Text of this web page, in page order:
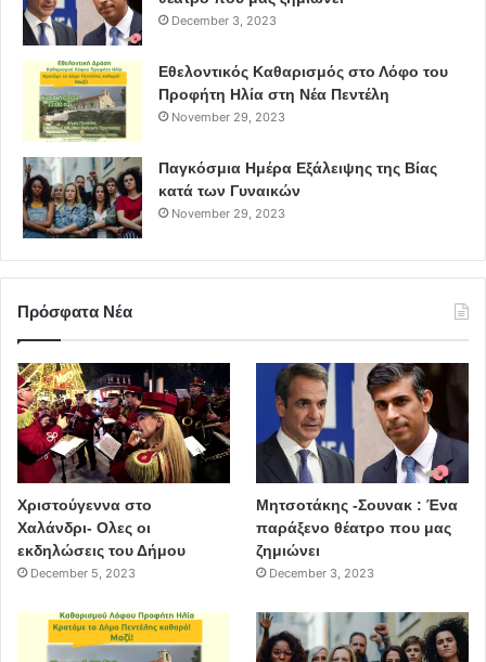
December 3, 2023
Εθελοντικός Καθαρισμός στο Λόφο του
Προφήτη Ηλία στη Νέα Πεντέλη
November 29, 2023
Παγκόσμια Ημέρα Εξάλειψης της Βίας
κατά των Γυναικών
November 29, 2023
Πρόσφατα Νέα
Χριστούγεννα στο
Χαλάνδρι- Ολες οι
εκδηλώσεις του Δήμου
December 5, 2023
Μητσοτάκης -Σουνακ : Ένα
παράξενο θέατρο που μας
ζημιώνει
December 3, 2023